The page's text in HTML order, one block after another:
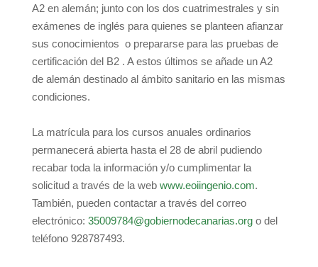
A2 en alemán; junto con los dos cuatrimestrales y sin
exámenes de inglés para quienes se planteen afianzar
sus conocimientos o prepararse para las pruebas de
certificación del B2 . A estos últimos se añade un A2
de alemán destinado al ámbito sanitario en las mismas
condiciones.
La matrícula para los cursos anuales ordinarios
permanecerá abierta hasta el 28 de abril pudiendo
recabar toda la información y/o cumplimentar la
solicitud a través de la web www.eoiingenio.com.
También, pueden contactar a través del correo
electrónico: 35009784@gobiernodecanarias.orgo del
teléfono 928787493.